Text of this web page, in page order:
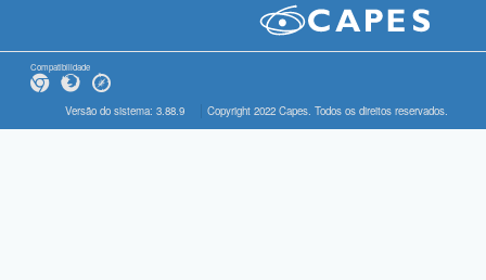
Compatibilidade
Versão do sistema: 3.88.9 Copyright 2022 Capes. Todos os direitos reservados.